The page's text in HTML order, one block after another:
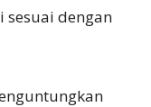
dengan